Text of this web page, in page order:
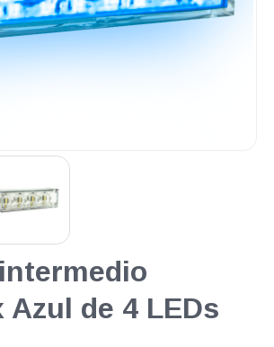
Azul de 4 LEDs